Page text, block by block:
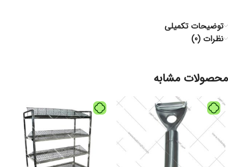
توضیحات تکمیلی
نظرات (0)
محصولات مشابه